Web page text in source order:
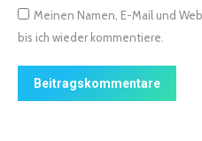
Meinen Namen, E-Mail und
bis ich wieder kommentiere.
Beitragskommentare